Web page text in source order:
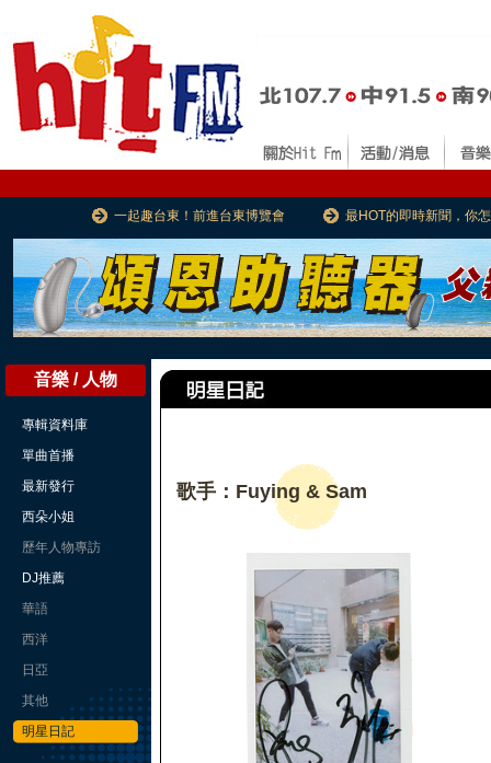
一起趣台東！前進台東博覽會 最HOT的即時新聞，你
音樂 / 人物
專輯資料庫
單曲首播
最新發行
西朵小姐
歷年人物專訪
DJ推薦
華語
西洋
日亞
其他
明星日記
歌手：Fuying & Sam